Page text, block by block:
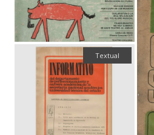
Textual